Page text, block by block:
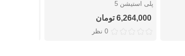
پلی استیشن 5
6,264,000 تومان
0 نظر